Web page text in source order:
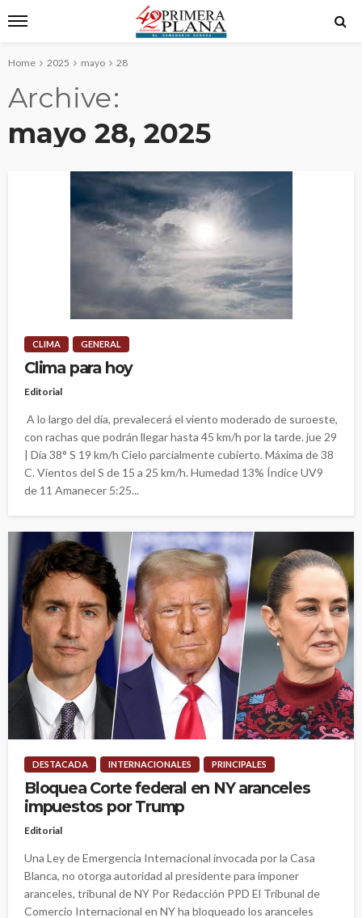
Home 2025 mayo 28
Archive
mayo 28, 2025
CLIMA GENERAL
Clima para hoy
Editorial
A lo largo del día, prevalecerá el viento moderado de suroeste,
con rachas que podrán llegar hasta 45 km/h por la tarde. jue 29
| Día 38° S 19 km/h Cielo parcialmente cubierto. Máxima de 38
C. Vientos del S de 15 a 25 km/h. Humedad 13% Índice UV9
de 11 Amanecer 5:25...
DESTACADA INTERNACIONALES PRINCIPALES
Bloquea Corte federal en NY aranceles
impuestos por Trump
Editorial
Una Ley de Emergencia Internacional invocada por la Casa
Blanca, no otorga autoridad al presidente para imponer
aranceles, tribunal de NY Por Redacción PPD El Tribunal de
Comercio Internacional en NY ha bloqueado los aranceles